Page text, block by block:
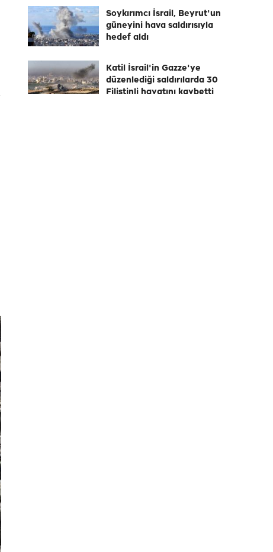
Soykırımcı İsrail, Beyrut'un
güneyini hava saldırısıyla
hedef aldı
Katil İsrail'in Gazze'ye
düzenlediği saldırılarda 30
Filistinli hayatını kaybetti